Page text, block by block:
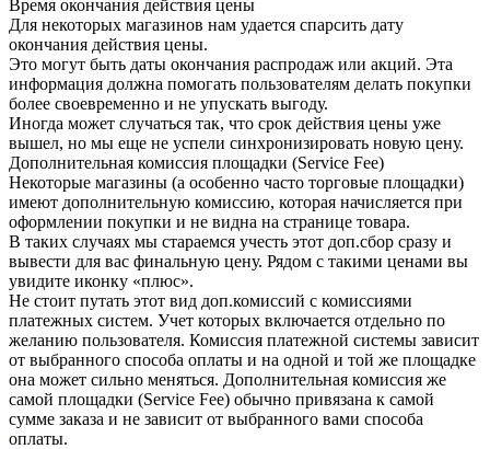
Время окончания действия цены
Для некоторых магазинов нам удается спарсить дату
окончания действия цены.
Это могут быть даты окончания распродаж или акций. Эта
информация должна помогать пользователям делать покупки
более своевременно и не упускать выгоду.
Иногда может случаться так, что срок действия цены уже
вышел, но мы еще не успели синхронизировать новую цену.
Дополнительная комиссия площадки (Service Fee)
Некоторые магазины (а особенно часто торговые площадки)
имеют дополнительную комиссию, которая начисляется при
оформлении покупки и не видна на странице товара.
В таких случаях мы стараемся учесть этот доп.сбор сразу и
вывести для вас финальную цену. Рядом с такими ценами вы
увидите иконку «плюс».
Не стоит путать этот вид доп.комиссий с комиссиями
платежных систем. Учет которых включается отдельно по
желанию пользователя. Комиссия платежной системы зависит
от выбранного способа оплаты и на одной и той же площадке
она может сильно меняться. Дополнительная комиссия же
самой площадки (Service Fee) обычно привязана к самой
сумме заказа и не зависит от выбранного вами способа
оплаты.